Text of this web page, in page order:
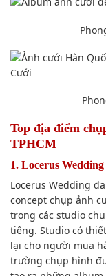
Top địa điểm
TPHCM
1. Locerus Wedding
Locerus Wedding
concept chụp ảnh
trong các studio
tiếng. Studio có
lại cho người mua
trường chụp hình